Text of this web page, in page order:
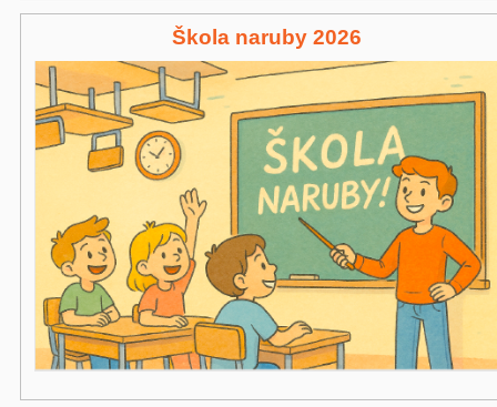
Škola naruby 2026